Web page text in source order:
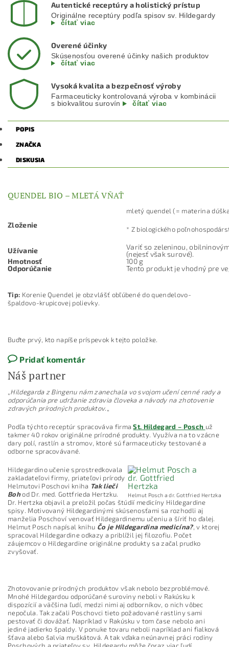
Autentické receptúry a holistický prístup
Originálne receptúry podľa spisov sv. Hildegardy
čítať viac
Overené účinky
Skúsenosťou overené účinky našich produktov
čítať viac
Vysoká kvalita a bezpečnosť výroby
Farmaceuticky kontrolovaná výroba v kombinácii
s biokvalitou surovín
čítať viac
POPIS
ZNAČKA
DISKUSIA
QUENDEL BIO – MLETÁ VŇAŤ
Zloženie
mletý quendel (= materina
* Z biologického
Užívanie
Variť so zeleninou,
(nejesť však surové).
Hmotnosť
100 g
Odporúčanie
Tento produkt je vhodný pre
Tip: Korenie Quendel je obzvlášť obľúbené do quendelovo-
špaldovo-krupicovej polievky.
Buďte prvý, kto napíše príspevok k tejto položke.
Pridať komentár
Náš partner
„Hildegarda z Bingenu nám zanechala vo svojom učení cenné rady a
odporúčania pre udržanie zdravia človeka a návody na zhotovenie
zdravých prírodných produktov.„
Podľa týchto receptúr spracováva firmaSt. Hildegard – Posch už
takmer 40 rokov originálne prírodné produkty. Využíva na to vzácne
dary polí, rastlín a stromov, ktoré sú farmaceuticky testované a
odborne spracovávané.
Helmut Posch a dr. Gottfried Hertzka
Hildegardino učenie sprostredkovala
zakladateľovi firmy, priateľovi prírody
Helmutovi Poschovi kniha Tak lieči
Bohod Dr. med. Gottfrieda Hertzku.
Dr. Hertzka objavil a preložil počas štúdií medicíny Hildegardine
spisy. Motivovaný Hildegardinými skúsenosťami sa rozhodli aj
manželia Poschoví venovať Hildegardinemu učeniu a šíriť ho ďalej.
Helmut Posch napísal knihu Čo je Hildegardina medicína?, v ktorej
spracoval Hildegardine odkazy a priblížil jej filozofiu. Počet
záujemcov o Hildegardine originálne produkty sa začal prudko
zvyšovať.
Zhotovovanie prírodných produktov však nebolo bezproblémové.
Mnohé Hildegardou odporúčané suroviny neboli v Rakúsku k
dispozícií a väčšina ľudí, medzi nimi aj odborníkov, o nich vôbec
nepočula. Tak začali Poschovci tieto požadované rastliny sami
pestovať či dovážať. Napríklad v Rakúsku v tom čase nebolo ani
jediné jadierko špaldy. V ponuke tovaru neboli napríklad ani fialková
šťava alebo šalvia muškátová. A tak vďaka neúnavnej práci rodiny